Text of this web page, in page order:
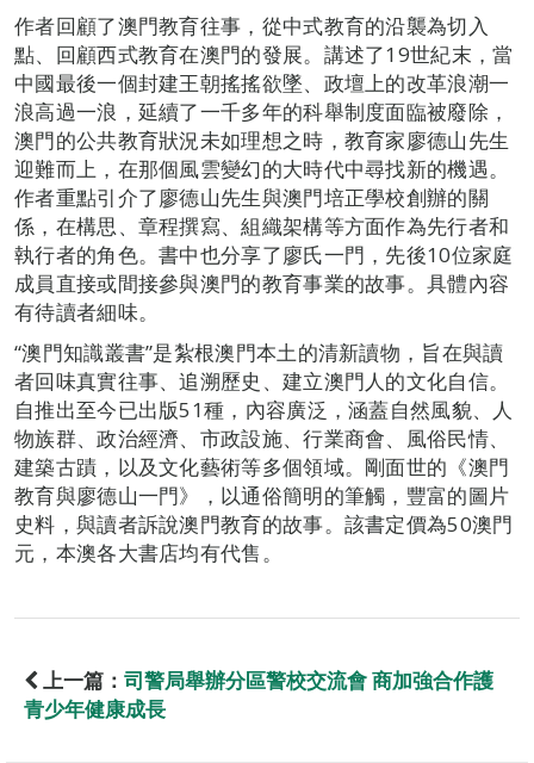
作者回顧了澳門教育往事，從中式教育的沿襲為切入
點、回顧西式教育在澳門的發展。講述了19世紀末，當
中國最後一個封建王朝搖搖欲墜、政壇上的改革浪潮一
浪高過一浪，延續了一千多年的科舉制度面臨被廢除，
澳門的公共教育狀況未如理想之時，教育家廖德山先生
迎難而上，在那個風雲變幻的大時代中尋找新的機遇。
作者重點引介了廖德山先生與澳門培正學校創辦的關
係，在構思、章程撰寫、組織架構等方面作為先行者和
執行者的角色。書中也分享了廖氏一門，先後10位家庭
成員直接或間接參與澳門的教育事業的故事。具體內容
有待讀者細味。
“澳門知識叢書”是紮根澳門本土的清新讀物，旨在與讀
者回味真實往事、追溯歷史、建立澳門人的文化自信。
自推出至今已出版51種，內容廣泛，涵蓋自然風貌、人
物族群、政治經濟、市政設施、行業商會、風俗民情、
建築古蹟，以及文化藝術等多個領域。剛面世的《澳門
教育與廖德山一門》，以通俗簡明的筆觸，豐富的圖片
史料，與讀者訴說澳門教育的故事。該書定價為50澳門
元，本澳各大書店均有代售。
上一篇： 司警局舉辦分區警校交流會 商加強合作護
青少年健康成長